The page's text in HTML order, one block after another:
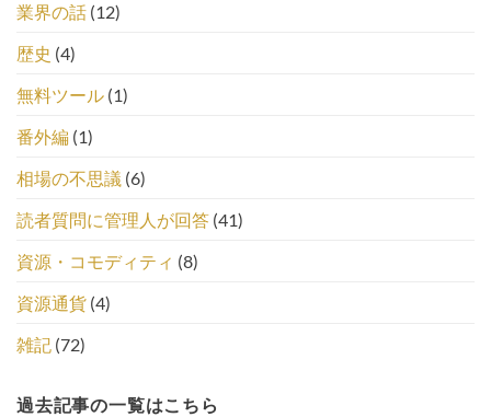
業界の話 (12)
歴史 (4)
無料ツール (1)
番外編 (1)
相場の不思議 (6)
読者質問に管理人が回答 (41)
資源・コモディティ (8)
資源通貨 (4)
雑記 (72)
過去記事の一覧はこちら